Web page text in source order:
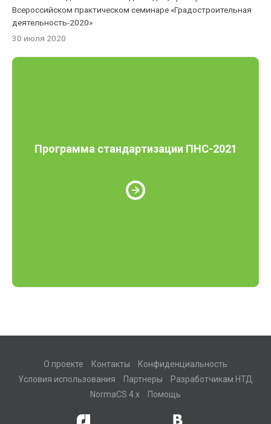
Всероссийском практическом семинаре «Градостроительная
деятельность-2020»
30 июля 2020
Программа стандартизации ПНС-2021
О проекте Контакты
Конфиденциальность
Условия использования
Партнеры
Разработчикам НТД
NormaCS 4.x
Помощь